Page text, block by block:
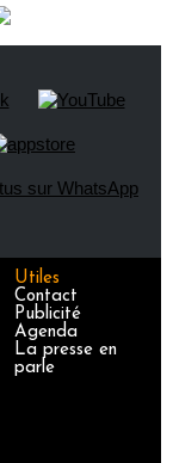
Utiles
Contact
Publicité
Agenda
La presse en
parle